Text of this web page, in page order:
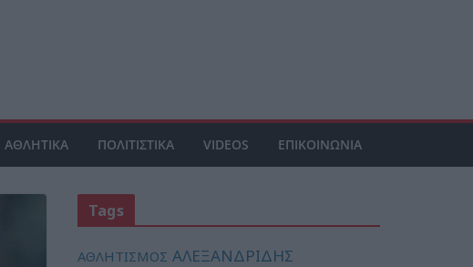
ΑΘΛΗΤΙΚΑ ΠΟΛΙΤΙΣΤΙΚΑ VIDEOS ΕΠΙΚΟΙΝΩΝΙΑ
Tags
ΑΘΛΗΤΙΣΜΟΣ ΑΛΕΞΑΝΔΡΙΔΗΣ